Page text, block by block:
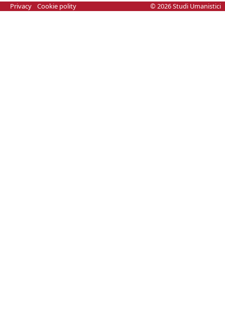
Privacy Cookie polity © 2026 Studi Umanistici